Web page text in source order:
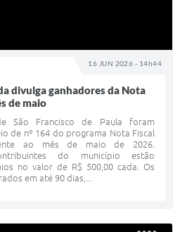
16 JUN 2026 - 14h44
divulga ganhadores da Nota
de maio
São Francisco de Paula foram
de nº 164 do programa Nota Fiscal
ao mês de maio de 2026.
do município estão
no valor de R$ 500,00 cada. Os
em até 90 dias,...